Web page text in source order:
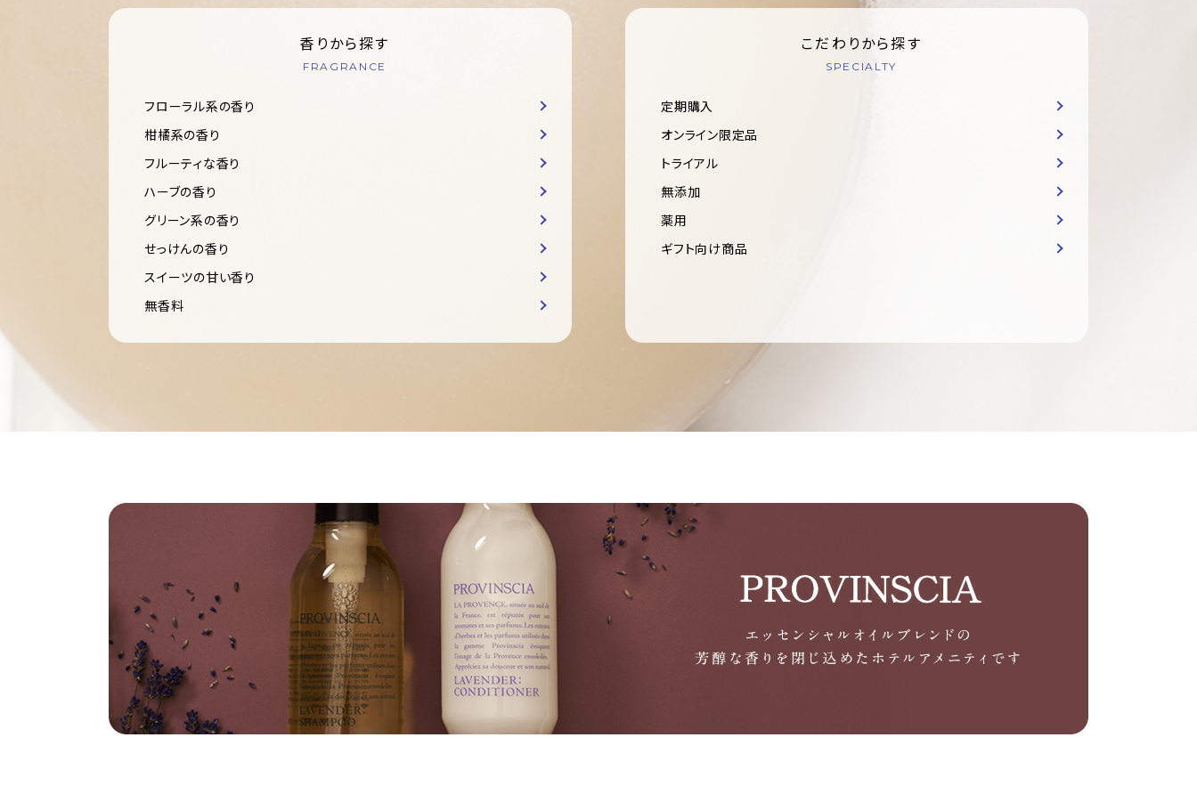
香りから探す
FRAGRANCE
フローラル系の香り
柑橘系の香り
フルーティな香り
ハーブの香り
グリーン系の香り
せっけんの香り
スイーツの甘い香り
無香料
こだわりから探す
SPECIALTY
定期購入
オンライン限定品
トライアル
無添加
薬用
ギフト向け商品